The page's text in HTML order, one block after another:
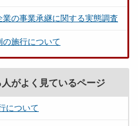
の事業承継に関する実態調査
施行について
がよく見ているページ
について